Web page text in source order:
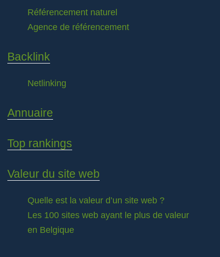
Référencement naturel
Agence de référencement
Backlink
Netlinking
Annuaire
Top rankings
Valeur du site web
Quelle est la valeur d’un site web ?
Les 100 sites web ayant le plus de valeur
en Belgique